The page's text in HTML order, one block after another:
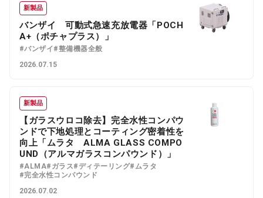
新製品
バンザイ 可動式急速充放電器「POCH
A+（ポチャプラス）」
#バンザイ#整備機器全般
2026.07.15
新製品
【ガラスウロコ除去】完全水性コンパウ
ンドで下地処理とコーティング密着性を
向上「ムラタ ALMA GLASS COMPO
UND（アルマガラスコンパウンド）」
#ALMA#ガラス#ディテーリング#ムラタ
#完全水性コンパウンド
2026.07.02